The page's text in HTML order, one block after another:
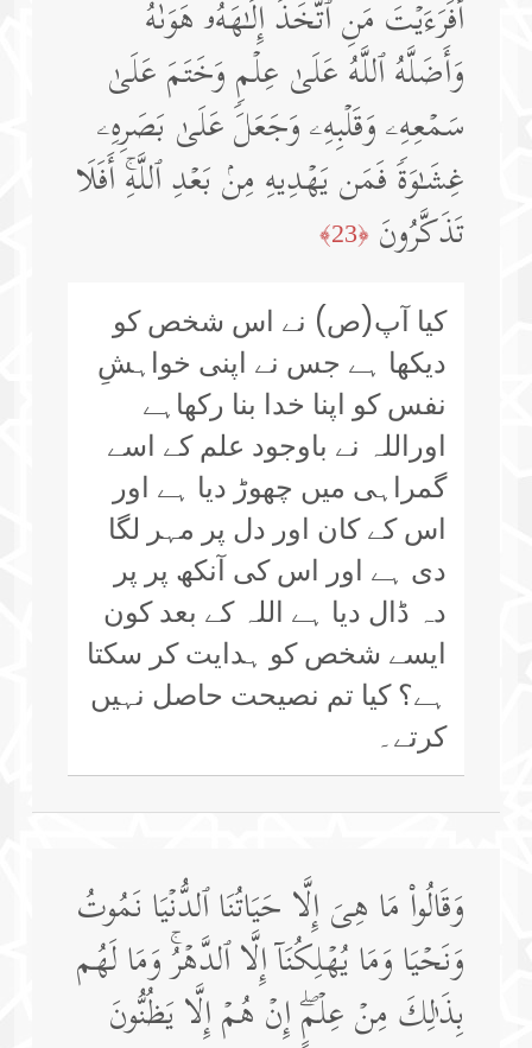
أَفَرَءَیۡتَ مَنِ ٱتَّخَذَ إِلَـٰهَهُۥ هَوَىٰهُ
وَأَضَلَّهُ ٱللَّهُ عَلَىٰ عِلۡمࣲ وَخَتَمَ عَلَىٰ
سَمۡعِهِۦ وَقَلۡبِهِۦ وَجَعَلَ عَلَىٰ بَصَرِهِۦ
غِشَـٰوَةࣰ فَمَن یَهۡدِیهِ مِنۢ بَعۡدِ ٱللَّهِۚ أَفَلَا
تَذَكَّرُونَ ﴿23﴾
کیا آپ(ص) نے اس شخص کو
دیکھا ہے جس نے اپنی خواہشِ
نفس کو اپنا خدا بنا رکھاہے
اوراللہ نے باوجود علم کے اسے
گمراہی میں چھوڑ دیا ہے اور
اس کے کان اور دل پر مہر لگا
دی ہے اور اس کی آنکھ پر پر
دہ ڈال دیا ہے اللہ کے بعد کون
ایسے شخص کو ہدایت کر سکتا
ہے؟ کیا تم نصیحت حاصل نہیں
کرتے۔
وَقَالُوا۟ مَا هِیَ إِلَّا حَیَاتُنَا ٱلدُّنۡیَا نَمُوتُ
وَنَحۡیَا وَمَا یُهۡلِكُنَاۤ إِلَّا ٱلدَّهۡرُۚ وَمَا لَهُم
بِذَ ٰ⁠لِكَ مِنۡ عِلۡمٍۖ إِنۡ هُمۡ إِلَّا یَظُنُّونَ